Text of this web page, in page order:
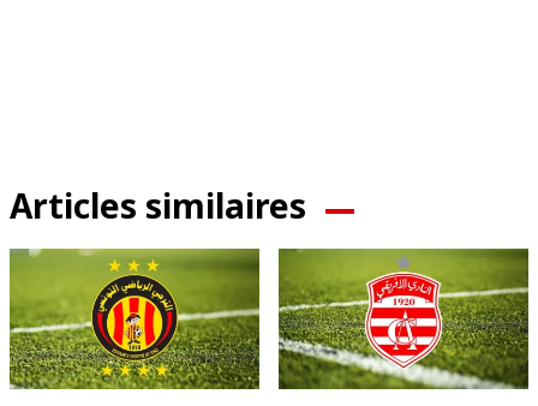
Articles similaires